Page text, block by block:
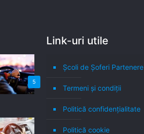
5
Link-uri utile
Școli de Șoferi Partenere
Termeni şi condiţii
Politică confidenţialitate
Politică cookie